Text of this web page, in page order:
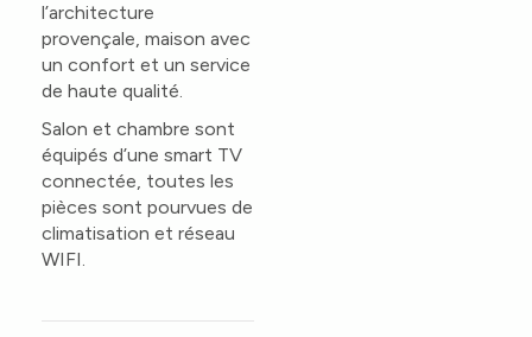
l’architecture
provençale, maison avec
un confort et un service
de haute qualité.
Salon et chambre sont
équipés d’une smart TV
connectée, toutes les
pièces sont pourvues de
climatisation et réseau
WIFI.